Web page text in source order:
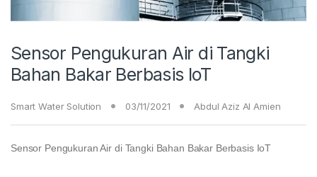
Sensor Pengukuran Air di Tangki
Bahan Bakar Berbasis IoT
Smart Water Solution 03/11/2021 Abdul Aziz Al Amien
Sensor Pengukuran Air di Tangki Bahan Bakar Berbasis IoT